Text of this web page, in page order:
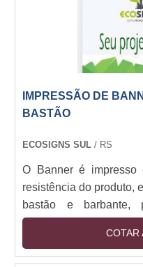
IMPRESSÃO DE
BASTÃO
ECOSIGNS SUL / RS
O Banner é impresso
resistência do produto,
bastão e barbante,
pendurado no local
COTAR